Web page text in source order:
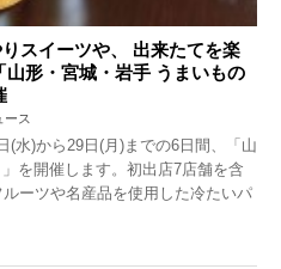
スイーツや、 出来たてを楽
山形・宮城・岩手 うまいもの
ース
(水)から29日(月)までの6日間、「山
を開催します。初出店7店舗を含
ーツや名産品を使用した冷たいパ